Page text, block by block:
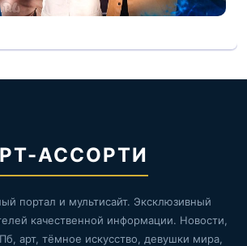
АССОРТИ
портал и мультисайт. Эксклюзивный
качественной информации. Новости,
арт, тёмное искусство, девушки мира,